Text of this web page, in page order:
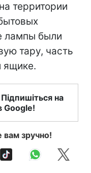
территории
лампы были
тару, часть
ящике.
на
Google!
вам зручно!